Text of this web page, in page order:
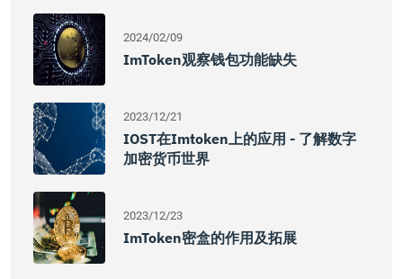
2024/02/09
ImToken观察钱包功能缺失
2023/12/21
IOST在imtoken上的应用 - 了解数字
加密货币世界
2023/12/23
ImToken密盒的作用及拓展